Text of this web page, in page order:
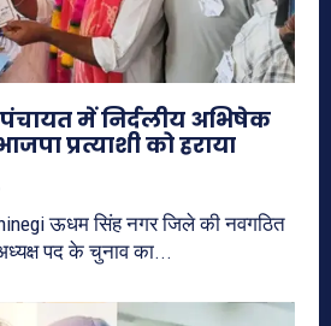
में निर्दलीय अभिषेक
प्रत्याशी को हराया
ऊधम सिंह नगर जिले की नवगठित
पद के चुनाव का...